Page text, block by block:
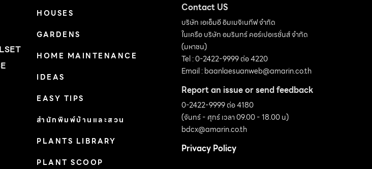
HOUSES
GARDENS
HOME MAINTENANCE
IDEAS
EASY TIPS
สำนักพิมพ์บ้านและสวน
PLANTS LIBRARY
PLANT SCOOP
Contact US
บริษัท เอเอ็มอี อิมเมจิเนทีฟ จำกัด
ในเครือ บริษัท อมรินทร์ คอร์เปอเรชั่นส์ จำกัด
(มหาชน)
Tel : 0-2422-9999 ต่อ 4220
Email :baanlaesuanweb@amarin.co.th
Report an issue or send feedback
0-2422-9999 ต่อ 4180
(จันทร์ - ศุกร์ เวลา 09.00 - 18.00 น)
bdcx@amarin.co.th
Privacy Policy